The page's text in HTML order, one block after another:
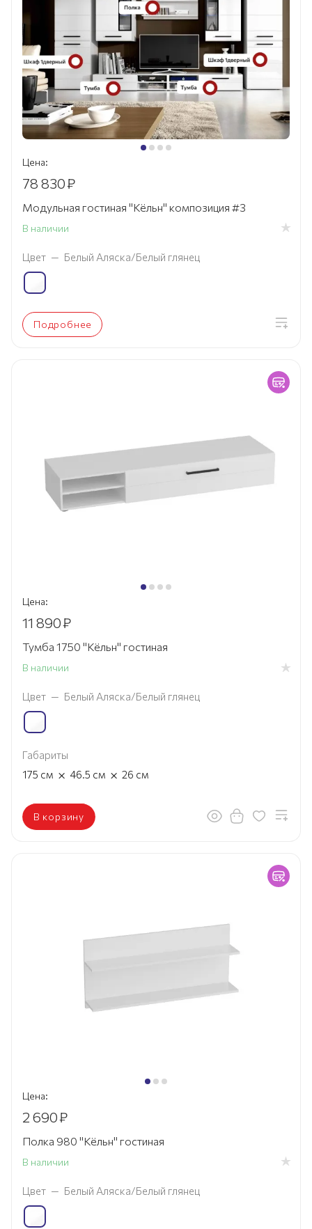
Цена:
78 830₽
Модульная гостиная "Кёльн" композиция #3
В наличии
Цвет — Белый Аляска/Белый глянец
Подробнее
Цена:
11 890₽
Тумба 1750 "Кёльн" гостиная
В наличии
Цвет — Белый Аляска/Белый глянец
Габариты
175 см × 46.5 см × 26 см
В корзину
Цена:
2 690₽
Полка 980 "Кёльн" гостиная
В наличии
Цвет — Белый Аляска/Белый глянец